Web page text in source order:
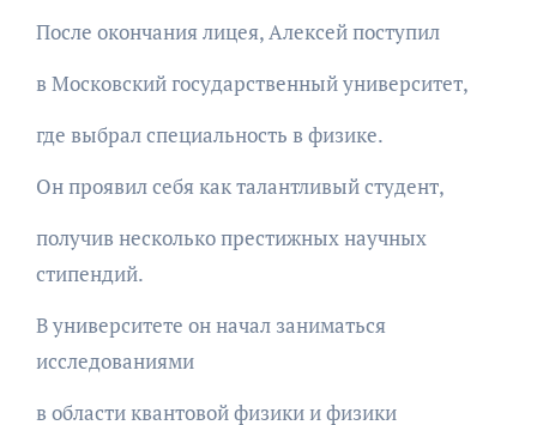
После окончания лицея, Алексей поступил
в Московский государственный университет,
где выбрал специальность в физике.
Он проявил себя как талантливый студент,
получив несколько престижных научных
стипендий.
В университете он начал заниматься
исследованиями
в области квантовой физики и физики